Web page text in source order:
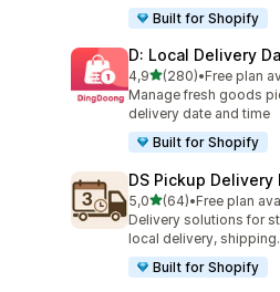
Built for Shopify
D: Local Delivery
4,9av 5 stjerner
(280)
Totalt 280 omtaler
•Free plan
Manage fresh goods
delivery date and time
Built for Shopify
DS Pickup Delivery
5,0av 5 stjerner
(64)
Totalt 64 omtaler
•Free plan
Delivery solutions for
local delivery, shipping.
Built for Shopify